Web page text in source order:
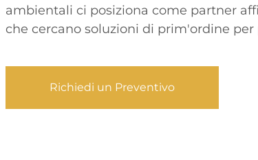
ambientali ci posiziona come partner
che cercano soluzioni di prim'ordine per
Richiedi un Preventivo